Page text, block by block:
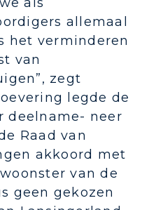
allemaal
het verminderen
van
zegt
legde de
deelname- neer
Raad van
akkoord met
van de
geen gekozen